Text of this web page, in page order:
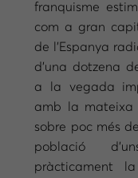
franquisme
com a gran
de l’Espanya
d’una dotzena
a la vegada
amb la mateixa
sobre poc més
població
pràcticament